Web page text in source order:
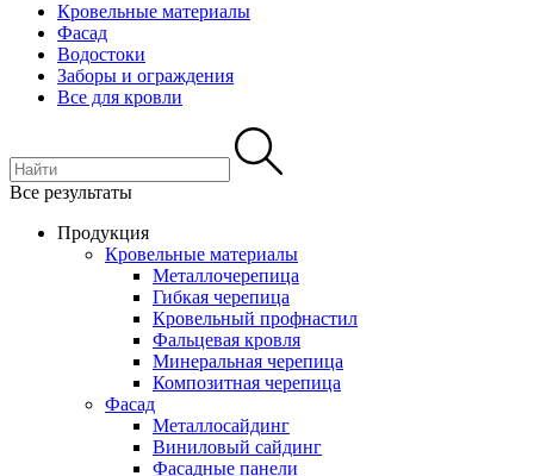
Кровельные материалы
Фасад
Водостоки
Заборы и ограждения
Все для кровли
Все результаты
Продукция
Кровельные материалы
Металлочерепица
Гибкая черепица
Кровельный профнастил
Фальцевая кровля
Минеральная черепица
Композитная черепица
Фасад
Металлосайдинг
Виниловый сайдинг
Фасадные панели